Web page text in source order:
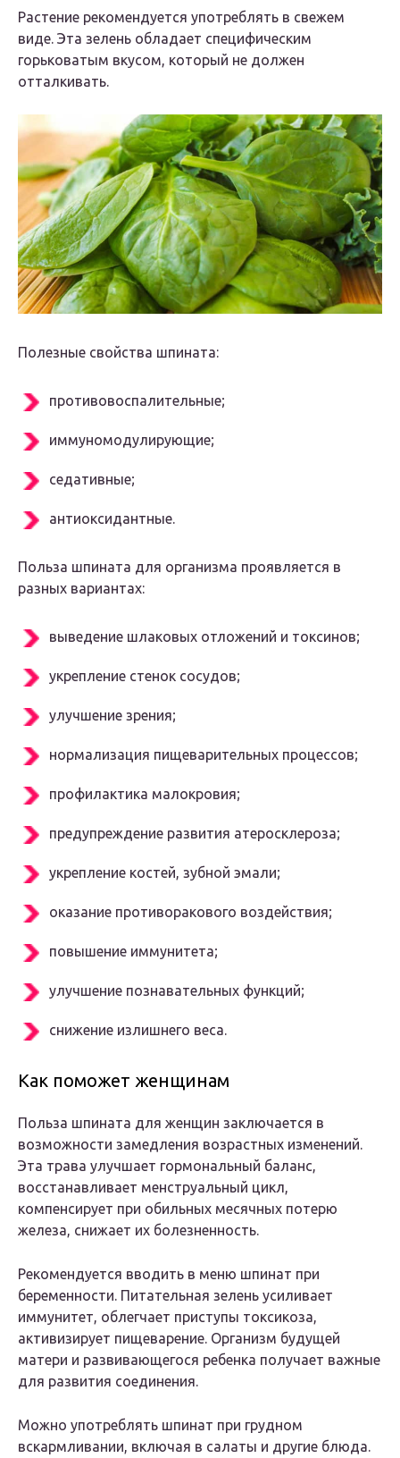
Растение рекомендуется употреблять в свежем
виде. Эта зелень обладает специфическим
горьковатым вкусом, который не должен
отталкивать.
Полезные свойства шпината:
противовоспалительные;
иммуномодулирующие;
седативные;
антиоксидантные.
Польза шпината для организма проявляется в
разных вариантах:
выведение шлаковых отложений и токсинов;
укрепление стенок сосудов;
улучшение зрения;
нормализация пищеварительных процессов;
профилактика малокровия;
предупреждение развития атеросклероза;
укрепление костей, зубной эмали;
оказание противоракового воздействия;
повышение иммунитета;
улучшение познавательных функций;
снижение излишнего веса.
Как поможет женщинам
Польза шпината для женщин заключается в
возможности замедления возрастных изменений.
Эта трава улучшает гормональный баланс,
восстанавливает менструальный цикл,
компенсирует при обильных месячных потерю
железа, снижает их болезненность.
Рекомендуется вводить в меню шпинат при
беременности. Питательная зелень усиливает
иммунитет, облегчает приступы токсикоза,
активизирует пищеварение. Организм будущей
матери и развивающегося ребенка получает важные
для развития соединения.
Можно употреблять шпинат при грудном
вскармливании, включая в салаты и другие блюда.